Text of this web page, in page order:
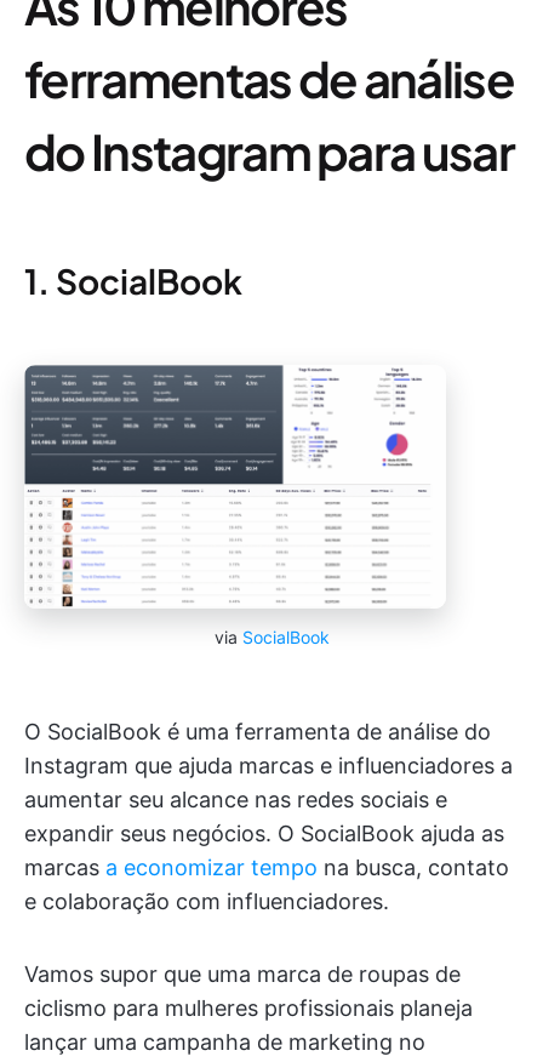
ferramentas de análise
do Instagram para usar
1. SocialBook
via SocialBook
O SocialBook é uma ferramenta de análise do
Instagram que ajuda marcas e influenciadores a
aumentar seu alcance nas redes sociais e
expandir seus negócios. O SocialBook ajuda as
marcas a economizar tempo na busca, contato
e colaboração com influenciadores.
Vamos supor que uma marca de roupas de
ciclismo para mulheres profissionais planeja
lançar uma campanha de marketing no